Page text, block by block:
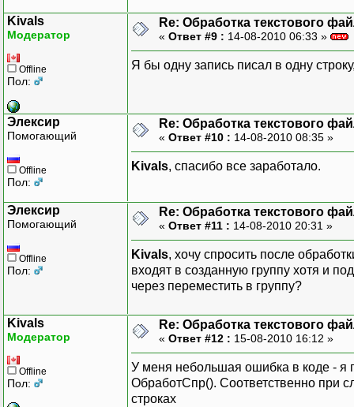
&НаКлиенте
Процедура
Ном=0;
Пока
КонецПроцедуры
Kivals
Модератор
Offline
Пол:
Re: Обработка текстового
« Ответ #9 : 14-08-2010 06:33 »
Я бы одну запись писал в одну
Элексир
Помогающий
Offline
Пол:
Re: Обработка текстового
« Ответ #10 : 14-08-2010 08:35 »
Kivals, спасибо все заработало.
Элексир
Помогающий
Offline
Пол:
Re: Обработка текстового
« Ответ #11 : 14-08-2010 20:31 »
Kivals, хочу спросить после
входят в созданную группу хотя и
через переместить в группу?
Kivals
Модератор
Offline
Пол:
Re: Обработка текстового
« Ответ #12 : 15-08-2010 16:12 »
У меня небольшая ошибка в коде - я
ОбработСпр(). Соответственно при
строках